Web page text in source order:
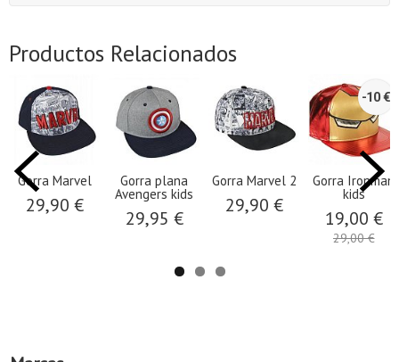
Productos Relacionados
Gorra Marvel
29,90 €
Gorra plana
Avengers kids
29,95 €
Gorra Marvel 2
29,90 €
-10 €
Gorra Ironman
kids
19,00 €
29,00 €